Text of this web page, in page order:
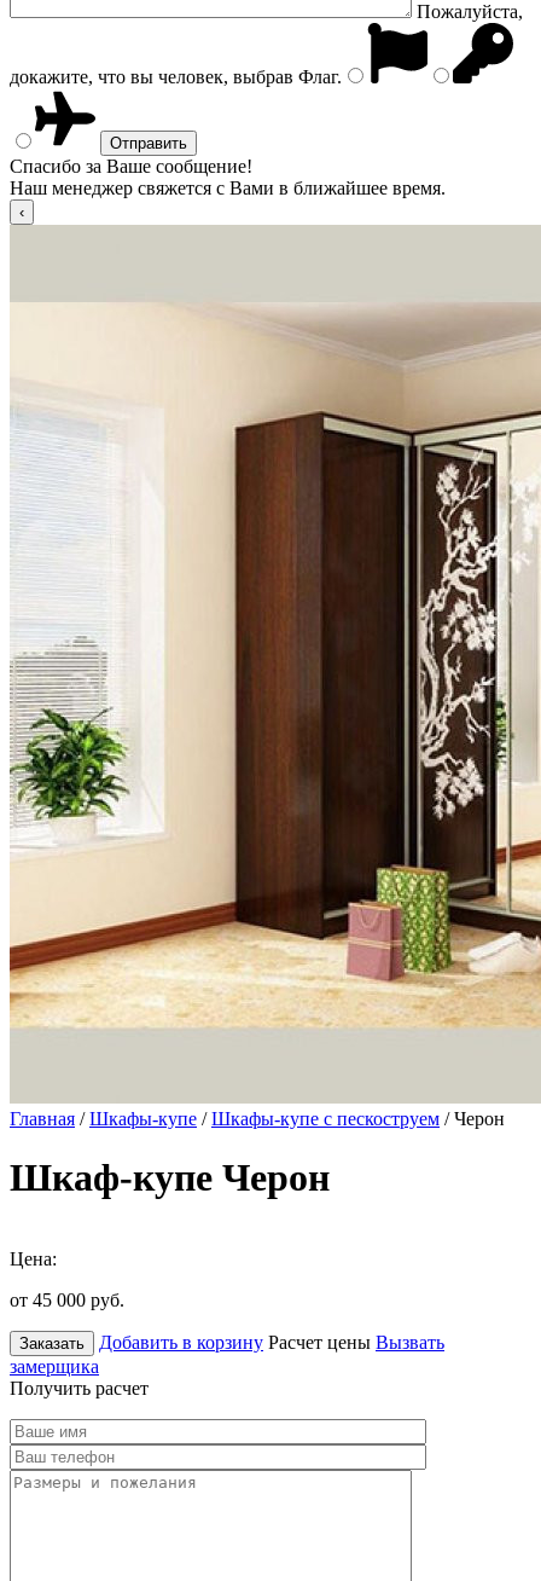
Пожалуйста,
докажите, что вы человек, выбрав Флаг.
Спасибо за Ваше сообщение!
Наш менеджер свяжется с Вами в ближайшее время.
Главная /Шкафы-купе /Шкафы-купе с пескоструем / Черон
Шкаф-купе Черон
Цена:
от 45 000 руб.
Заказать Добавить в корзину Расчет цены Вызвать
замерщика
Получить расчет